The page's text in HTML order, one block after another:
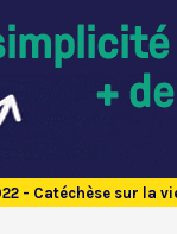
- Catéchèse sur la